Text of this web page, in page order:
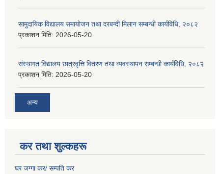
सामुदायिक विद्यालय समायोजन तथा दरबन्दी मिलान सम्बन्धी कार्यविधि, २०८२
प्रकाशन मिति: 2026-05-20
संस्थागत विद्यालय छात्रवृत्ति वितरण तथा व्यवस्थापन सम्बन्धी कार्यविधि, २०८२
प्रकाशन मिति: 2026-05-20
अन्य
कर तथा शुल्कहरू
घर जग्गा कर/ सम्पति कर